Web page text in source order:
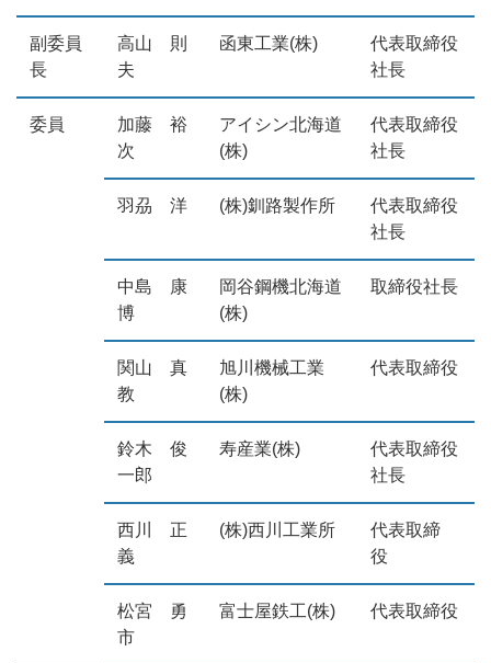
副委員
長
高山 則
夫
函東工業(株)
代表取締役
社長
委員
加藤 裕
次
アイシン北海道
(株)
代表取締役
社長
羽刕 洋 (株)釧路製作所
代表取締役
社長
中島 康
博
岡谷鋼機北海道
(株)
取締役社長
関山 真
教
旭川機械工業
(株)
代表取締役
鈴木 俊
一郎
寿産業(株)
代表取締役
社長
西川 正
義
(株)西川工業所
代表取締
役
松宮 勇
市
富士屋鉄工(株) 代表取締役